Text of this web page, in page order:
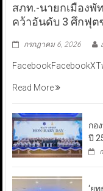
สภท.-นายกเมืองพั
คว้าอันดับ 3 ศึกฟุต
กรกฎาคม 6, 2026
Read More
กอ
ปี
‘ยุ